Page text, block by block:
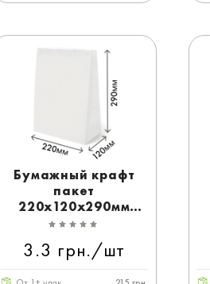
Бумажный крафт
пакет
220x120x290мм
белый без ручек
3.3 грн./шт